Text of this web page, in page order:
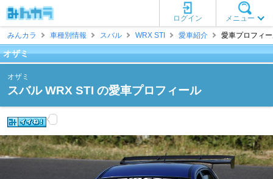
メニュー
ログイン
みんカラ
車種別情報 スバル WRX STI 愛車紹介 愛車プロフィ
オザミ
オザミ
スバル WRX STI の愛車プロフィール